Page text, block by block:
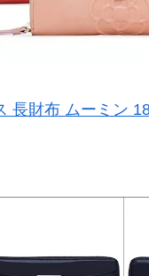
長財布 ムーミン